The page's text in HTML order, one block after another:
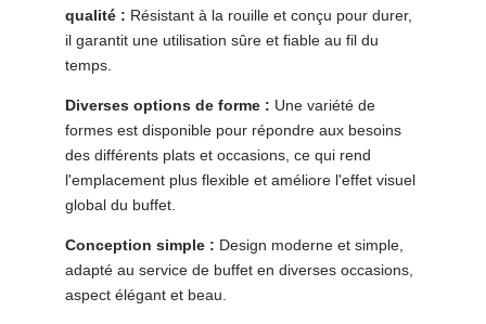
qualité : Résistant à la rouille et conçu pour durer,
il garantit une utilisation sûre et fiable au fil du
temps.
Diverses options de forme : Une variété de
formes est disponible pour répondre aux besoins
des différents plats et occasions, ce qui rend
l'emplacement plus flexible et améliore l'effet visuel
global du buffet.
Conception simple : Design moderne et simple,
adapté au service de buffet en diverses occasions,
aspect élégant et beau.